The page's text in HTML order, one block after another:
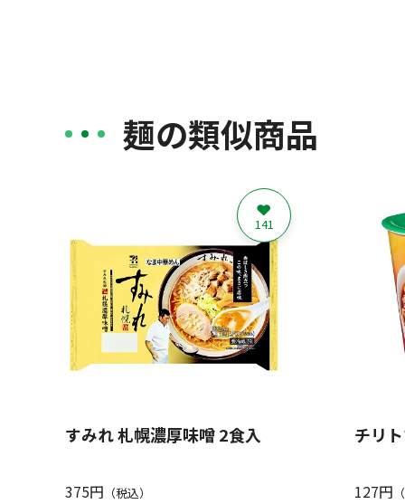
麺の類似商品
すみれ 札幌濃厚味噌 2食入
375円 （税込）
141
チリ
127円